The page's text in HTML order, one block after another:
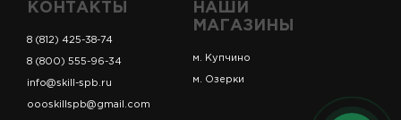
КОНТАКТЫ
8 (812) 425-38-74
8 (800) 555-96-34
info@skill-spb.ru
oooskillspb@gmail.com
НАШИ
МАГАЗИНЫ
м. Купчино
м. Озерки